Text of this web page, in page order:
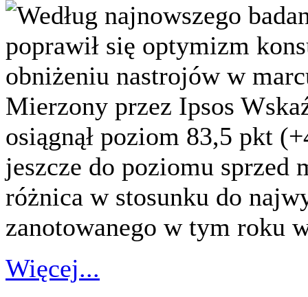
Według najnowszego
poprawił się optymizm
obniżeniu nastrojów w
Mierzony przez Ipsos
osiągnął poziom 83,5 pkt
jeszcze do poziomu sprzed
różnica w stosunku do
zanotowanego w tym roku
Więcej...